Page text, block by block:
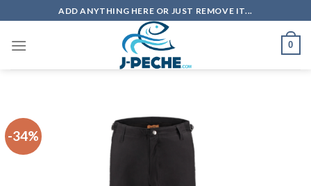
to
content
ADD ANYTHING HERE OR JUST REMOVE IT...
0
-34%